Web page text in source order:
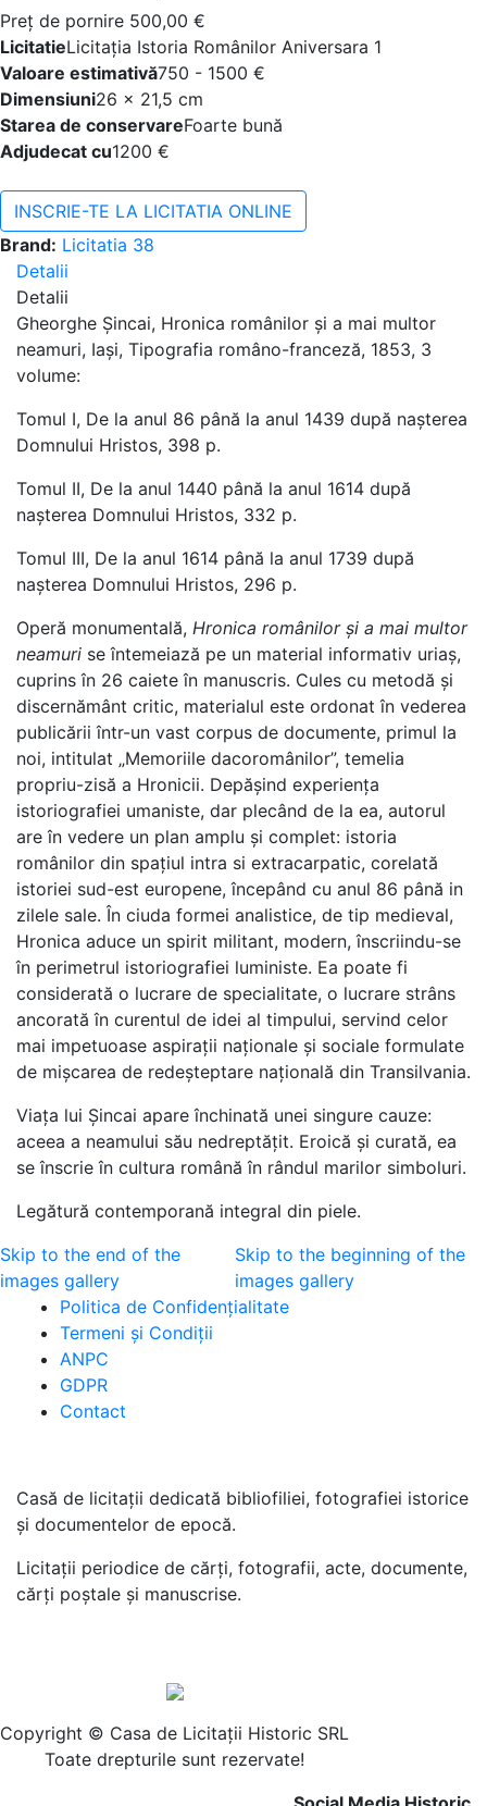
Preţ de pornire 500,00 €
LicitatieLicitația Istoria Românilor Aniversara 1
Valoare estimativă750 - 1500 €
Dimensiuni26 x 21,5 cm
Starea de conservareFoarte bună
Adjudecat cu1200 €
INSCRIE-TE LA LICITATIA ONLINE
Brand: Licitatia 38
Detalii
Detalii
Gheorghe Șincai, Hronica românilor și a mai multor
neamuri, Iași, Tipografia româno-franceză, 1853, 3
volume:
Tomul I, De la anul 86 până la anul 1439 după nașterea
Domnului Hristos, 398 p.
Tomul II, De la anul 1440 până la anul 1614 după
nașterea Domnului Hristos, 332 p.
Tomul III, De la anul 1614 până la anul 1739 după
nașterea Domnului Hristos, 296 p.
Operă monumentală, Hronica românilor și a mai multor
neamuri se întemeiază pe un material informativ uriaș,
cuprins în 26 caiete în manuscris. Cules cu metodă și
discernământ critic, materialul este ordonat în vederea
publicării într-un vast corpus de documente, primul la
noi, intitulat „Memoriile dacoromânilor”, temelia
propriu-zisă a Hronicii. Depășind experiența
istoriografiei umaniste, dar plecând de la ea, autorul
are în vedere un plan amplu și complet: istoria
românilor din spațiul intra si extracarpatic, corelată
istoriei sud-est europene, începând cu anul 86 până in
zilele sale. În ciuda formei analistice, de tip medieval,
Hronica aduce un spirit militant, modern, înscriindu-se
în perimetrul istoriografiei luministe. Ea poate fi
considerată o lucrare de specialitate, o lucrare strâns
ancorată în curentul de idei al timpului, servind celor
mai impetuoase aspirații naționale și sociale formulate
de mișcarea de redeșteptare națională din Transilvania.
Viața lui Șincai apare închinată unei singure cauze:
aceea a neamului său nedreptățit. Eroică și curată, ea
se înscrie în cultura română în rândul marilor simboluri.
Legătură contemporană integral din piele.
Skip to the end of the
images gallery
Skip to the beginning of the
images gallery
Politica de Confidenţialitate
Termeni şi Condiţii
ANPC
GDPR
Contact
Casă de licitaţii dedicată bibliofiliei, fotografiei istorice
şi documentelor de epocă.
Licitaţii periodice de cărţi, fotografii, acte, documente,
cărţi poştale şi manuscrise.
Copyright © Casa de Licitaţii Historic SRL
Toate drepturile sunt rezervate!